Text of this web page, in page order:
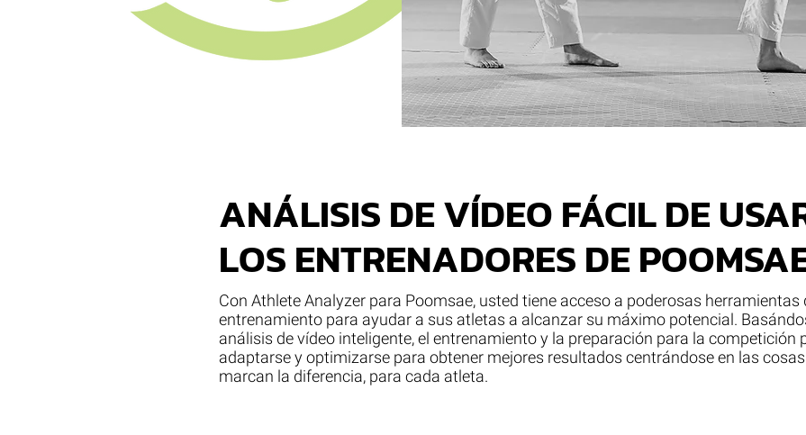
ANÁLISIS DE VÍDEO FÁCIL DE
LOS ENTRENADORES DE
Con Athlete Analyzer para Poomsae, usted tiene acceso a poderosas herramientas
entrenamiento para ayudar a sus atletas a alcanzar su máximo potencial.
análisis de vídeo inteligente, el entrenamiento y la preparación para la competición
adaptarse y optimizarse para obtener mejores resultados centrándose en las
marcan la diferencia, para cada atleta.